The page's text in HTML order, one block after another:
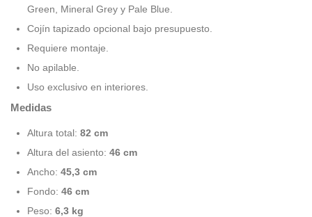
Green, Mineral Grey y Pale Blue.
Cojín tapizado opcional bajo presupuesto.
Requiere montaje.
No apilable.
Uso exclusivo en interiores.
Medidas
Altura total: 82 cm
Altura del asiento: 46 cm
Ancho: 45,3 cm
Fondo: 46 cm
Peso: 6,3 kg